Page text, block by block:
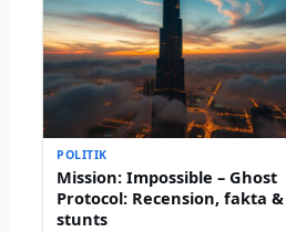
POLITIK
Mission: Impossible – Ghost
Protocol: Recension, fakta &
stunts